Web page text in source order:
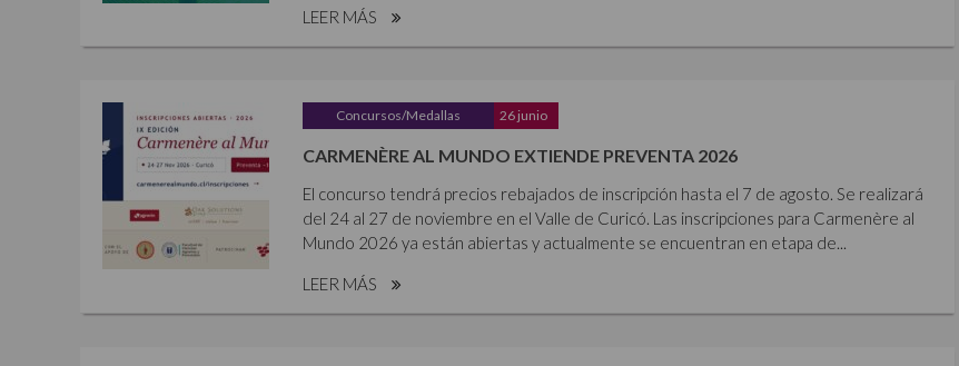
LEER MÁS
Concursos/Medallas 26 junio
CARMENÈRE AL MUNDO EXTIENDE PREVENTA 2026
El concurso tendrá precios rebajados de inscripción hasta el 7 de agosto. Se realizará
del 24 al 27 de noviembre en el Valle de Curicó. Las inscripciones para Carmenère al
Mundo 2026 ya están abiertas y actualmente se encuentran en etapa de...
LEER MÁS